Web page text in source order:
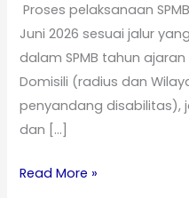
Proses pelaksanaan
Juni 2026 sesuai jalur
dalam SPMB tahun
Domisili (radius dan
penyandang disabilitas),
dan […]
Read More »